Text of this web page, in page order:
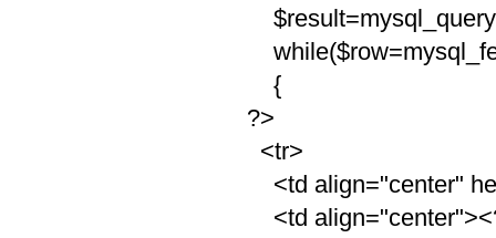
{
?>
<tr>
<td align="center"
<td